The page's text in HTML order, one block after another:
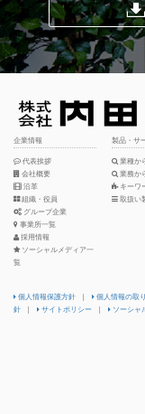
企業情報
代表挨拶
会社概要
沿革
組織・役員
グループ企業
事業所一覧
採用情報
ソーシャルメディア一
覧
製品・サ
業種か
業務か
キーワ
取扱い
個人情報保護方針 個人情報の取
針
サイトポリシー ソーシャ